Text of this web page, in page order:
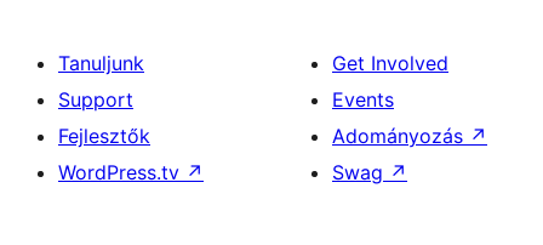
Tanuljunk
Support
Fejlesztők
WordPress.tv ↗
Get Involved
Events
Adományozás ↗
Swag ↗